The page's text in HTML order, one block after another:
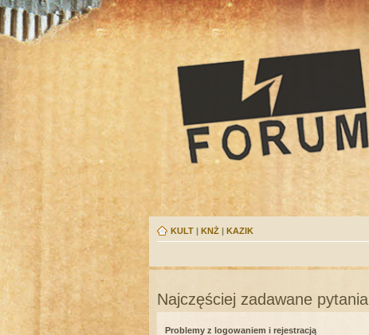
KULT | KNŻ | KAZIK
Najczęściej zadawane pytania
Problemy z logowaniem i rejestracją